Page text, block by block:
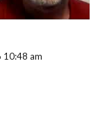
10:48 am